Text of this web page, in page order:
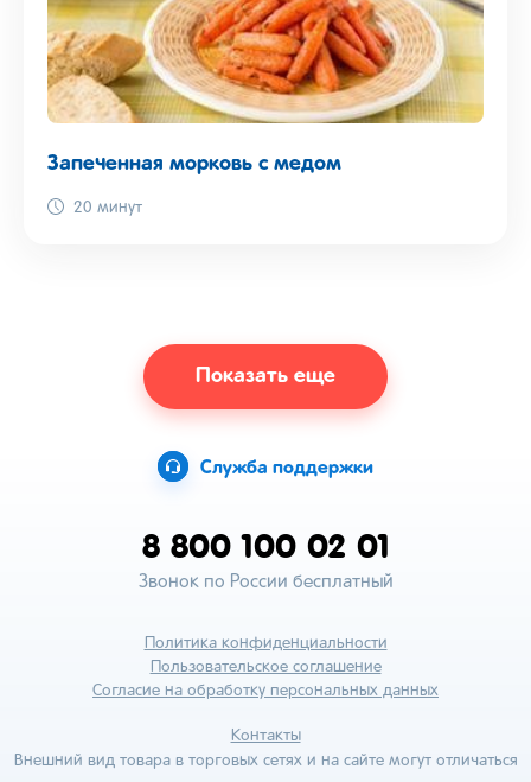
Запеченная морковь с медом
20 минут
Показать еще
Служба поддержки
8 800 100 02 01
Звонок по России бесплатный
Политика конфиденциальности
Пользовательское соглашение
Согласие на обработку персональных данных
Контакты
Внешний вид товара в торговых сетях и на сайте могут отличаться